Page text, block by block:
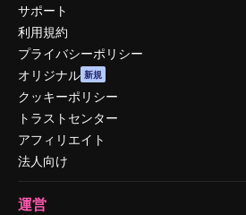
サポート
利用規約
プライバシーポリシー
オリジナル 新規
クッキーポリシー
トラストセンター
アフィリエイト
法人向け
運営